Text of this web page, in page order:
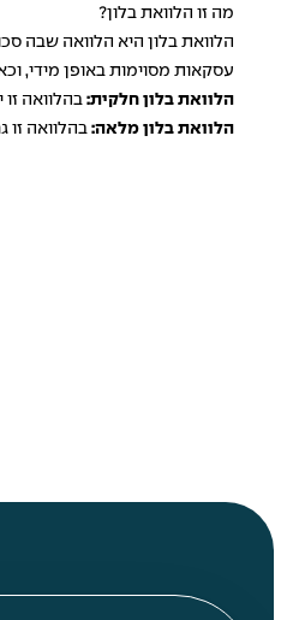
מה זו הלוואת בלון?
הלוואת בלון היא הלוואה שבה
עסקאות מסוימות באופן מידי,
הלוואת בלון חלקית:בהלוואה
הלוואת בלון מלאה: בהלוואה